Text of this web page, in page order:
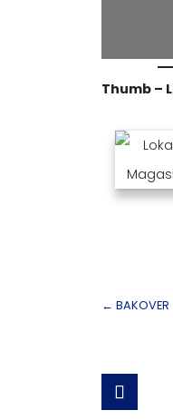
Thumb –
← BAKOVER